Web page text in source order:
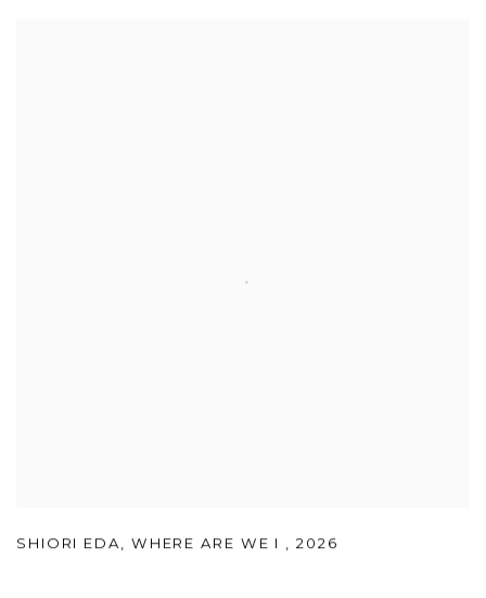
SHIORI EDA, WHERE ARE WE I , 2026